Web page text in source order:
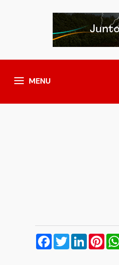
MENU
Facebook
TwitterLinkedIn